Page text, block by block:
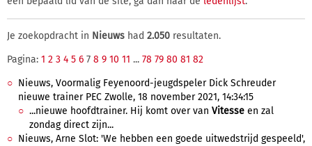
Je zoekopdracht in Nieuws had 2.050 resultaten.
Pagina: 1 2 3 4 5 6 7 8 9 10 11 ... 78 79 80 81 82
Nieuws, Voormalig Feyenoord-jeugdspeler Dick Schreuder
nieuwe trainer PEC Zwolle, 18 november 2021, 14:34:15
...nieuwe hoofdtrainer. Hij komt over van Vitesse en zal
zondag direct zijn...
Nieuws, Arne Slot: 'We hebben een goede uitwedstrijd gespeeld',